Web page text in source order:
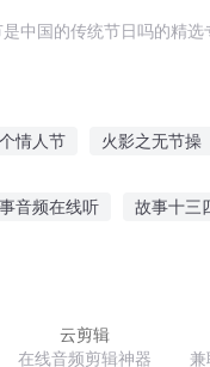
中国的传统节日吗的精
情人节 火影之无节操
音频在线听 故事十三
云剪辑
在线音频剪辑神器